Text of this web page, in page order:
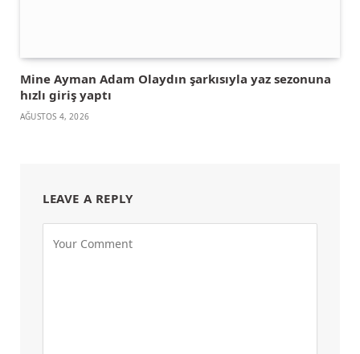
Mine Ayman Adam Olaydın şarkısıyla yaz sezonuna
hızlı giriş yaptı
AĞUSTOS 4, 2026
LEAVE A REPLY